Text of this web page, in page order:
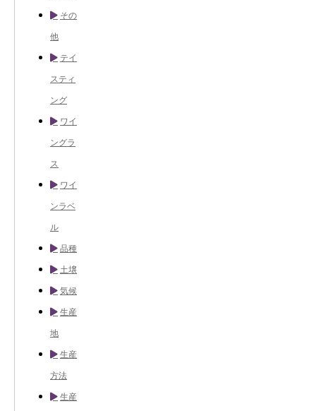
その
他
テイ
スティ
ング
ワイ
ングラ
ス
ワイ
ンラベ
ル
品種
土壌
気候
生産
地
生産
方法
生産